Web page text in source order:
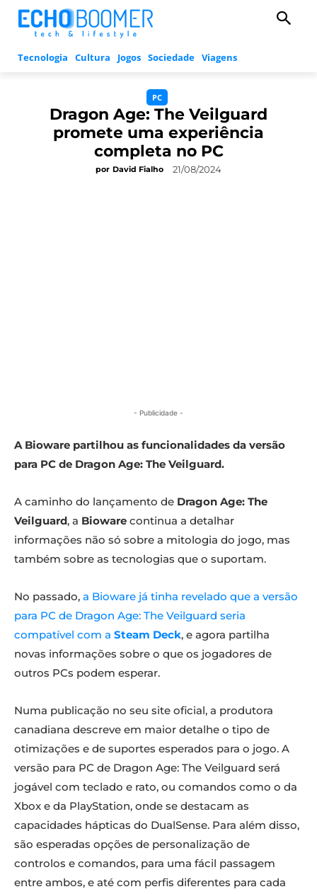
Tecnologia Cultura Jogos Sociedade Viagens
PC
Dragon Age: The Veilguard
promete uma experiência
completa no PC
por David Fialho 21/08/2024
- Publicidade -
A Bioware partilhou as funcionalidades da versão
para PC de Dragon Age: The Veilguard.
A caminho do lançamento de Dragon Age: The
Veilguard, a Bioware continua a detalhar
informações não só sobre a mitologia do jogo, mas
também sobre as tecnologias que o suportam.
No passado, a Bioware já tinha revelado que a versão
para PC de Dragon Age: The Veilguard seria
compatível com a Steam Deck, e agora partilha
novas informações sobre o que os jogadores de
outros PCs podem esperar.
Numa publicação no seu site oficial, a produtora
canadiana descreve em maior detalhe o tipo de
otimizações e de suportes esperados para o jogo. A
versão para PC de Dragon Age: The Veilguard será
jogável com teclado e rato, ou comandos como o da
Xbox e da PlayStation, onde se destacam as
capacidades hápticas do DualSense. Para além disso,
são esperadas opções de personalização de
controlos e comandos, para uma fácil passagem
entre ambos, e até com perfis diferentes para cada